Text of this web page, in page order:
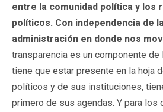
entre la comunidad política y los
políticos. Con independencia de
administración en donde nos
transparencia es un componente
tiene que estar presente en la hoja
políticos y de sus instituciones,
primero de sus agendas. Y para los